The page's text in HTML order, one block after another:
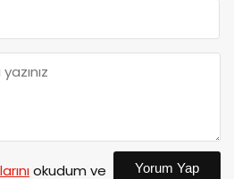
okudum ve Yorum Yap